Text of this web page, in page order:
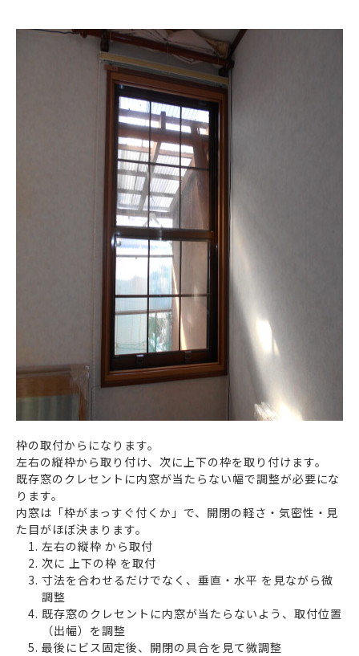
枠の取付からになります。
左右の縦枠から取り付け、次に上下の枠を取り付けます。
既存窓のクレセントに内窓が当たらない幅で調整が必要にな
ります。
内窓は「枠がまっすぐ付くか」で、開閉の軽さ・気密性・見
た目がほぼ決まります。
左右の縦枠 から取付
次に 上下の枠 を取付
寸法を合わせるだけでなく、垂直・水平 を見ながら微
調整
既存窓のクレセントに内窓が当たらないよう、取付位置
（出幅）を調整
最後にビス固定後、開閉の具合を見て微調整